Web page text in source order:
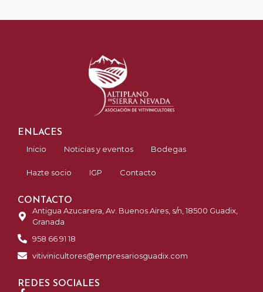
ENLACES
Inicio
Noticias y eventos Bodegas
Hazte socio IGP Contacto
CONTACTO
Antigua Azucarera, Av. Buenos Aires, s/n, 18500 Guadix,
Granada
958 66 91 18
vitivinicultores@empresariosguadix.com
REDES SOCIALES